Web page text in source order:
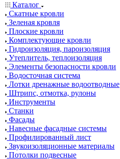
Каталог
Скатные кровли
Зеленая кровля
Плоские кровли
Комплектующие кровли
Гидроизоляция, пароизоляция
Утеплитель, теплоизоляция
Элементы безопасности кровли
Водосточная система
Лотки дренажные водоотводные
Штрипс, отмотка, рулоны
Инструменты
Станки
Фасады
Навесные фасадные системы
Профилированный лист
Звукоизоляционные материалы
Потолки подвесные